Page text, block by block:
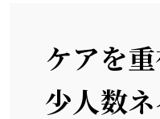
ケアを
少人数